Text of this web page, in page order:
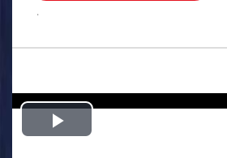
.
Play